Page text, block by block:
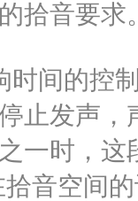
拾音要求
时间的控
止发声
一时，这
音空间